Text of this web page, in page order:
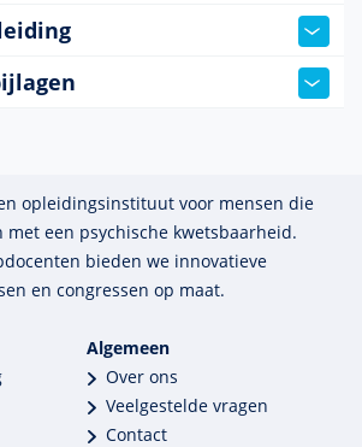
opleidings­insti­tuut voor mensen die
met een psychische kwets­baar­heid.
bieden we innova­tieve
en congres­sen op maat.
Algemeen
Over ons
Veelgestelde vragen
Contact